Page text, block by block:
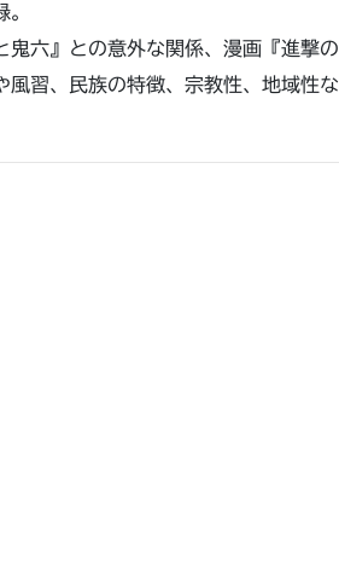
六』との意外な関係、漫画『進撃の
風習、民族の特徴、宗教性、地域性な